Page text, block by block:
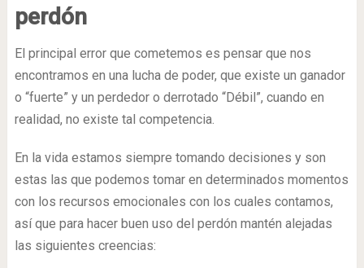
perdón
El principal error que cometemos es pensar que nos
encontramos en una lucha de poder, que existe un ganador
o “fuerte” y un perdedor o derrotado “Débil”, cuando en
realidad, no existe tal competencia.
En la vida estamos siempre tomando decisiones y son
estas las que podemos tomar en determinados momentos
con los recursos emocionales con los cuales contamos,
así que para hacer buen uso del perdón mantén alejadas
las siguientes creencias: